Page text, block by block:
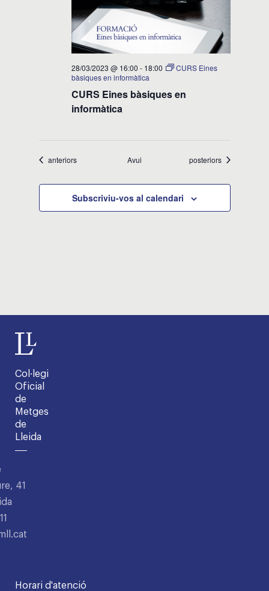
CURS Eines bàsiques en
informàtica
28/03/2023 @ 16:00 - 18:00
CURS Eines
bàsiques en informàtica
Esdeveniments
anteriors Avui Esdeveniments
posteriors
Subscriviu-vos al calendari
Col·legi
Oficial
de
Metges
de
Lleida
41
Horari d'atenció